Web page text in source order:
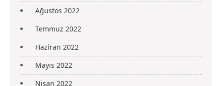
Ağustos 2022
Temmuz 2022
Haziran 2022
Mayıs 2022
Nisan 2022